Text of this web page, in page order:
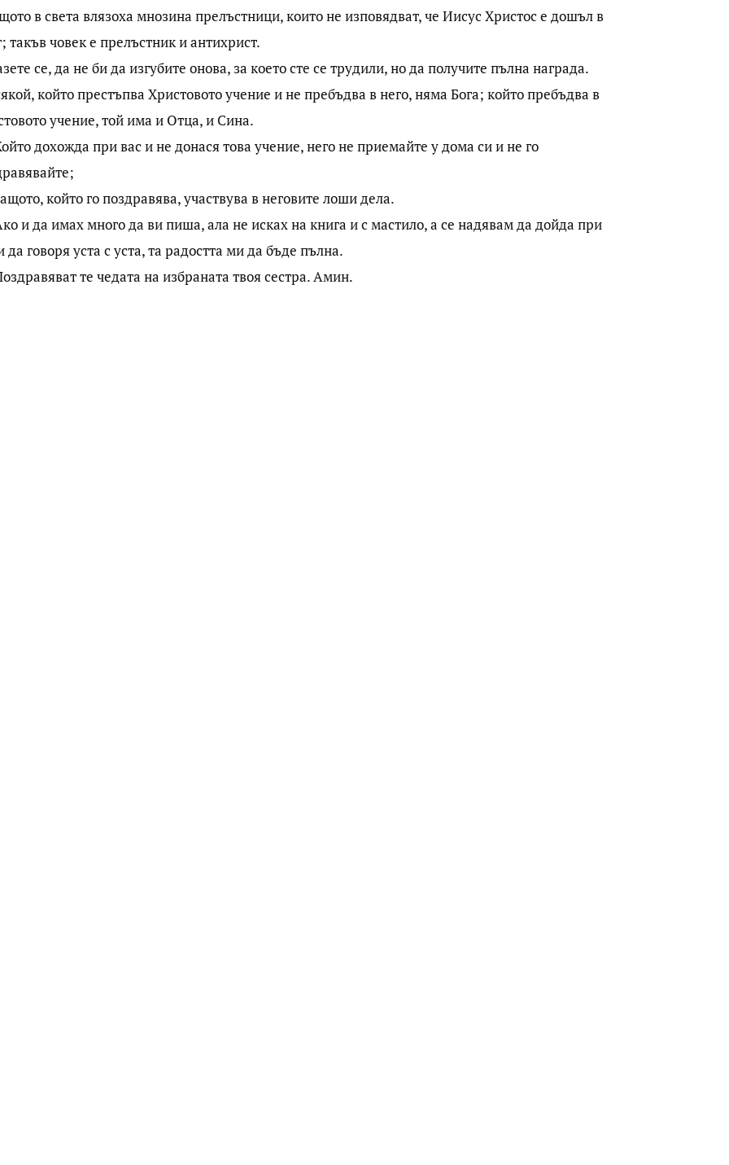
в света влязоха мнозина прелъстници, които не изповядват, че Иисус Христос е дошъл в
такъв човек е прелъстник и антихрист.
се, да не би да изгубите онова, за което сте се трудили, но да получите пълна награда.
който престъпва Христовото учение и не пребъдва в него, няма Бога; който пребъдва в
учение, той има и Отца, и Сина.
дохожда при вас и не донася това учение, него не приемайте у дома си и не го
който го поздравява, участвува в неговите лоши дела.
и да имах много да ви пиша, ала не исках на книга и с мастило, а се надявам да дойда при
да говоря уста с уста, та радостта ми да бъде пълна.
те чедата на избраната твоя сестра. Амин.